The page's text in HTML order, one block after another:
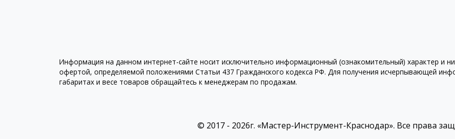
Информация на данном интернет-сайте носит исключительно информационный (ознакомительный) характер и ни
офертой, определяемой положениями Статьи 437 Гражданского кодекса РФ. Для получения исчерпывающей
габаритах и весе товаров обращайтесь к менеджерам по продажам.
© 2017 - 2026г. «Мастер-Инструмент-Краснодар». Все права